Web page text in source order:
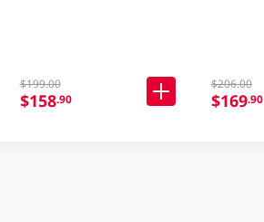
$199.00
$158.90
$206.00
$169.90